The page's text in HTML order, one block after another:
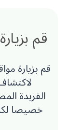
قم
قم بزيارة
خصيصا لكل